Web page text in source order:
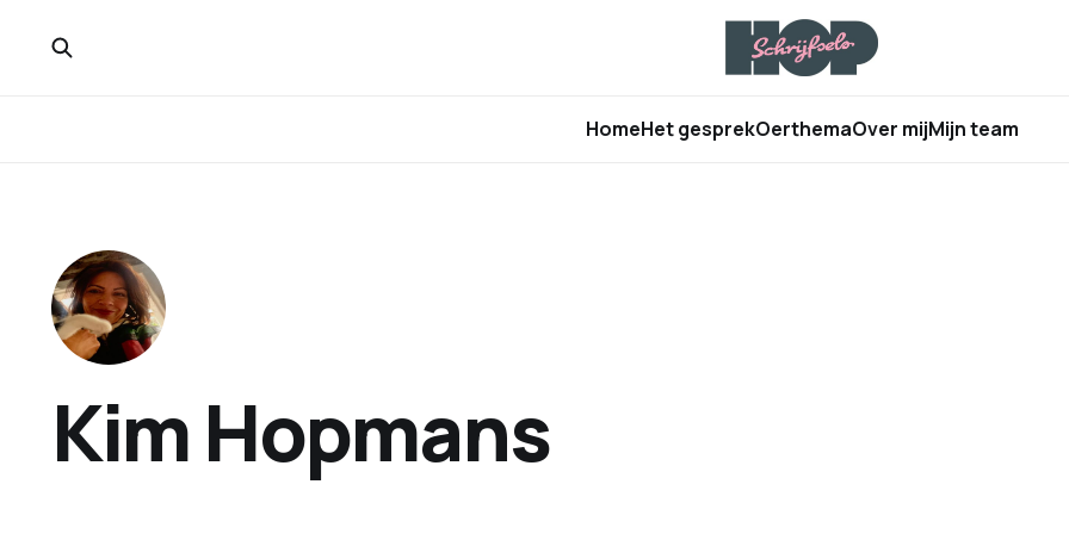
HomeHet gesprekOerthemaOver mijMijn team
Kim Hopmans